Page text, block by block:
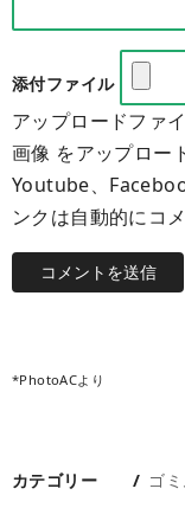
添付ファイル
アップロードファ
画像 をアップロー
Youtube、
ンクは自動的にコ
*PhotoACより
カテゴリー ゴ